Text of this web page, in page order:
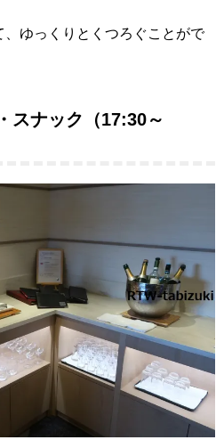
ゆっくりとくつろぐことがで
スナック（17:30～